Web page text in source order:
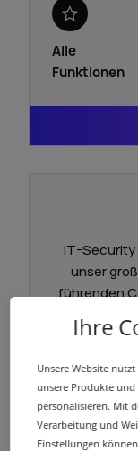
Alle
Funktionen
IT-Security
unser
führenden
TLS/SSL-
Zertifikate
Ihre
Unsere Website
unsere Produkte und
personalisieren. Mit
Verarbeitung und
Einstellungen